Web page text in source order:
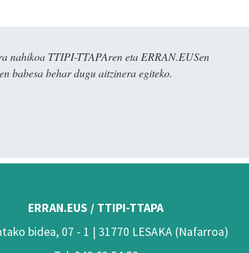
nahikoa TTIPI-TTAPAren eta ERRAN.EUSen
babesa behar dugu aitzinera egiteko.
ERRAN.EUS / TTIPI-TTAPA
bidea, 07 - 1 | 31770 LESAKA (Nafarroa)